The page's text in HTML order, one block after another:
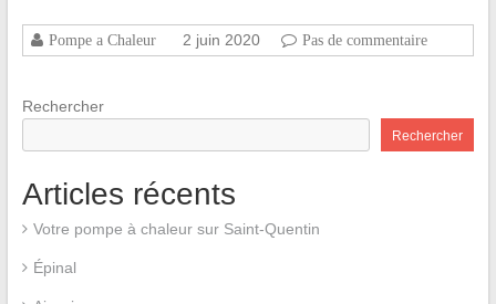
Pompe a Chaleur 2 juin 2020 Pas de commentaire
Rechercher
Rechercher
Articles récents
Votre pompe à chaleur sur Saint-Quentin
Épinal